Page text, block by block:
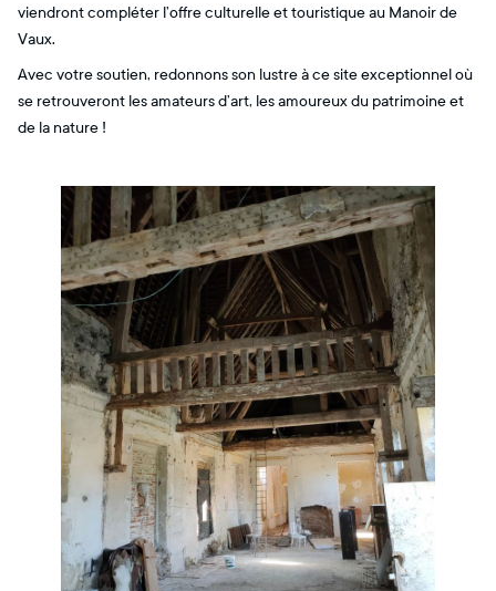
viendront compléter l’offre culturelle et touristique au Manoir de
Vaux.
Avec votre soutien, redonnons son lustre à ce site exceptionnel où
se retrouveront les amateurs d’art, les amoureux du patrimoine et
de la nature !